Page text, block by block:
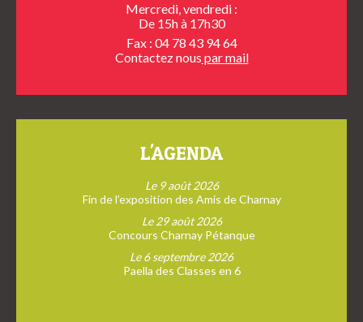
Mercredi, vendredi :
De 15h à 17h30
Fax : 04 78 43 94 64
Contactez nous par mail
L'AGENDA
Le 9 août 2026
Fin de l’exposition des Amis de Charnay
Le 29 août 2026
Concours Charnay Pétanque
Le 6 septembre 2026
Paella des Classes en 6